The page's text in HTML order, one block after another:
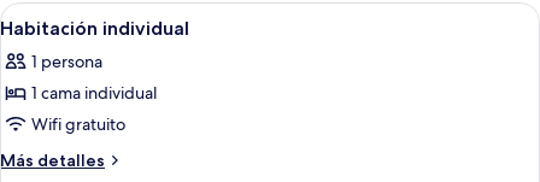
Abrir
todas
las
fotos
de
Habitación
Minibar, caja de seguridad en la
16
Habitación individual
1 persona
1 cama individual
Wifi gratuito
Más detalles
Más